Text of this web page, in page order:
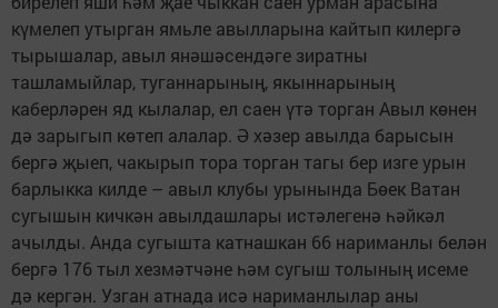
күмелеп утырган ямьле авылларына кайтып килергә
тырышалар, авыл янәшәсендәге зиратны
ташламыйлар, туганнарының, якыннарының
каберләрен яд кылалар, ел саен үтә торган Авыл көнен
дә зарыгып көтеп алалар. Ә хәзер авылда барысын
бергә җыеп, чакырып тора торган тагы бер изге урын
барлыкка килде – авыл клубы урынында Бөек Ватан
сугышын кичкән авылдашлары истәлегенә һәйкәл
ачылды. Анда сугышта катнашкан 66 нариманлы белән
бергә 176 тыл хезмәтчәне һәм сугыш толының исеме
дә кергән. Узган атнада исә нариманлылар аны